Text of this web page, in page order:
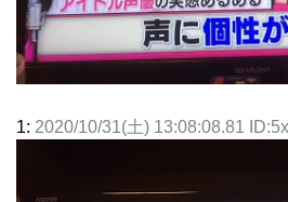
1: 2020/10/31(土) 13:08:08.81